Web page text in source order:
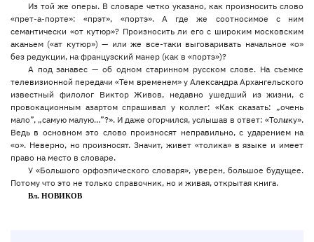
Из той же оперы. В словаре четко указано, как произносить слово
«прет-а-порте»: «прэт», «портэ». А где же соотносимое с ним
семантически «от кутюр»? Произносить ли его с широким московским
аканьем («ат кутюр») — или же все-таки выговаривать начальное «о»
без редукции, на французский манер (как в «портэ»)?
А под занавес — об одном старинном русском слове. На съемке
телевизионной передачи «Тем временем» у Александра Архангельского
известный филолог Виктор Живов, недавно ушедший из жизни, с
провокационным азартом спрашивал у коллег: «Как сказать: „очень
мало”, „самую малую…”?». И даже огорчился, услышав в ответ: «Толику».
Ведь в основном это слово произносят неправильно, с ударением на
«о». Неверно, но произносят. Значит, живет «толика» в языке и имеет
право на место в словаре.
У «Большого орфоэпического словаря», уверен, большое будущее.
Потому что это не только справочник, но и живая, открытая книга.
Вл. НОВИКОВ